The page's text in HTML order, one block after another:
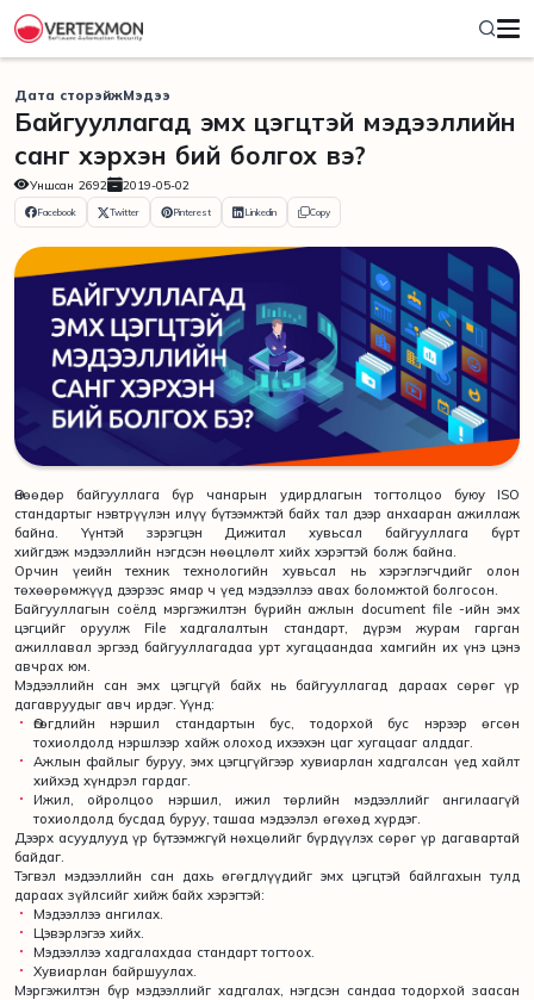
Дата сторэйжМэдээ
Байгууллагад эмх цэгцтэй мэдээллийн
санг хэрхэн бий болгох вэ?
Уншсан 2692 2019-05-02
Facebook Twitter Pinterest Linkedin Copy
Өнөөдөр байгууллага бүр чанарын удирдлагын тогтолцоо буюу ISO
стандартыг нэвтрүүлэн илүү бүтээмжтэй байх тал дээр анхааран ажиллаж
байна. Үүнтэй зэрэгцэн Дижитал хувьсал байгууллага бүрт
хийгдэж мэдээллийн нэгдсэн нөөцлөлт хийх хэрэгтэй болж байна.
Орчин үеийн техник технологийн хувьсал нь хэрэглэгчдийг олон
төхөөрөмжүүд дээрээс ямар ч үед мэдээллээ авах боломжтой болгосон.
Байгууллагын соёлд мэргэжилтэн бүрийн ажлын document file -ийн эмх
цэгцийг оруулж File хадгалалтын стандарт, дүрэм журам гарган
ажиллавал эргээд байгууллагадаа урт хугацаандаа хамгийн их үнэ цэнэ
авчрах юм.
Мэдээллийн сан эмх цэгцгүй байх нь байгууллагад дараах сөрөг үр
дагавруудыг авч ирдэг. Үүнд:
Өгөгдлийн нэршил стандартын бус, тодорхой бус нэрээр өгсөн
тохиолдолд нэршлээр хайж олоход ихээхэн цаг хугацааг алддаг.
Ажлын файлыг буруу, эмх цэгцгүйгээр хувиарлан хадгалсан үед хайлт
хийхэд хүндрэл гардаг.
Ижил, ойролцоо нэршил, ижил төрлийн мэдээллийг ангилаагүй
тохиолдолд бусдад буруу, ташаа мэдээлэл өгөхөд хүрдэг.
Дээрх асуудлууд үр бүтээмжгүй нөхцөлийг бүрдүүлэх сөрөг үр дагавартай
байдаг.
Тэгвэл мэдээллийн сан дахь өгөгдлүүдийг эмх цэгцтэй байлгахын тулд
дараах зүйлсийг хийж байх хэрэгтэй:
Мэдээллээ ангилах.
Цэвэрлэгээ хийх.
Мэдээллээ хадгалахдаа стандарт тогтоох.
Хувиарлан байршуулах.
Мэргэжилтэн бүр мэдээллийг хадгалах, нэгдсэн сандаа тодорхой заасан